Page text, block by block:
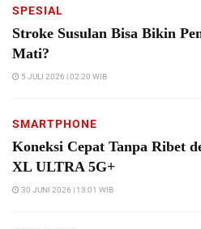
SPESIAL
Stroke Susulan Bisa Bikin
Mati?
5 JULI 2026 | 02:20 WIB
SMARTPHONE
Koneksi Cepat Tanpa Ribet
XL ULTRA 5G+
30 JUNI 2026 | 13:01 WIB